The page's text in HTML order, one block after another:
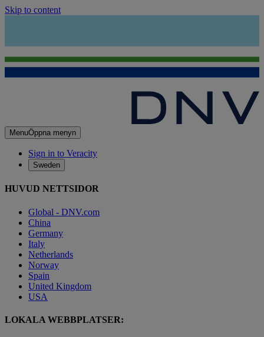
Skip to content
MenuÖppna menyn
Sign in to Veracity
Sweden
HUVUD NETTSIDOR
Global - DNV.com
China
Germany
Italy
Netherlands
Norway
Spain
United Kingdom
USA
LOKALA WEBBPLATSER: